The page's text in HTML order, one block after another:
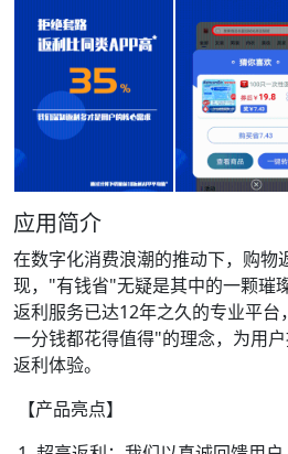
应用简介
在数字化消费浪潮的推动下，购物
现，"有钱省"无疑是其中的一颗璀
返利服务已达12年之久的专业平
一分钱都花得值得"的理念，为用
返利体验。
【产品亮点】